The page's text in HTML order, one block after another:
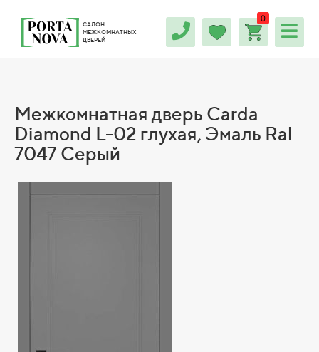
САЛОН
МЕЖКОМНАТНЫХ
ДВЕРЕЙ
0
Межкомнатная дверь Carda
Diamond L-02 глухая, Эмаль Ral
7047 Серый